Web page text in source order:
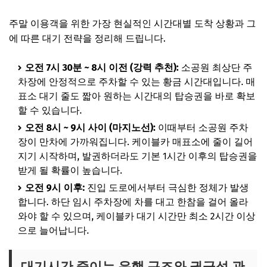
주말 이용객을 위한 가장 현실적인 시간대별 도착 상황과 그
에 따른 대기 전략을 정리해 드립니다.
오전 7시 30분 ~ 8시 이전 (강력 추천): 소공원 최상단 주
차장에 안정적으로 주차할 수 있는 황금 시간대입니다. 매
표소 대기 줄도 짧아 원하는 시간대의 탑승권을 바로 확보
할 수 있습니다.
오전 8시 ~ 9시 사이 (마지노선): 이때부터 소공원 주차
장이 만차에 가까워집니다. 케이블카 매표소에 줄이 길어
지기 시작하며, 발권하더라도 기본 1시간 이후의 탑승권을
받게 될 확률이 높습니다.
오전 9시 이후: 진입 도로에서부터 극심한 정체가 발생
합니다. 하단 임시 주차장에 차를 대고 한참을 걸어 올라
와야 할 수 있으며, 케이블카 대기 시간만 최소 2시간 이상
으로 늘어납니다.